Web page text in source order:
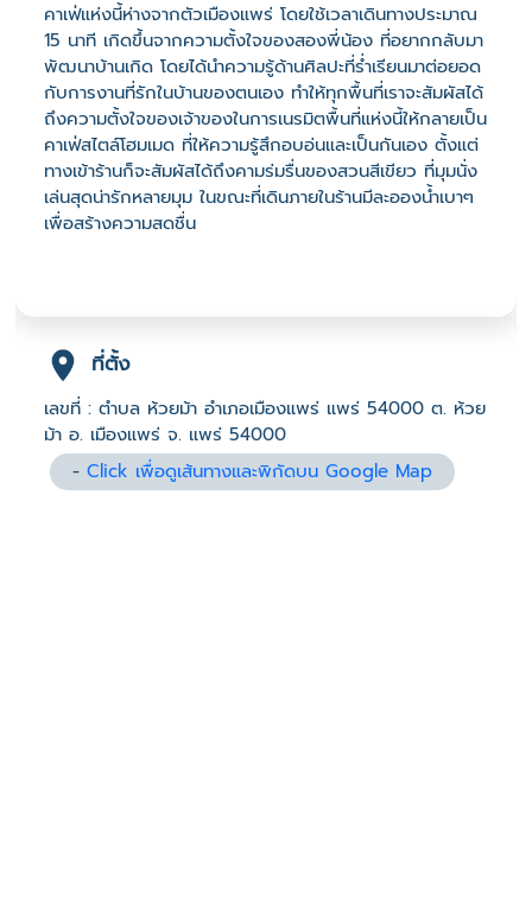
คาเฟ่แห่งนี้ห่างจากตัวเมืองแพร่ โดยใช้เวลาเดินทางประมาณ
15 นาที เกิดขึ้นจากความตั้งใจของสองพี่น้อง ที่อยากกลับมา
พัฒนาบ้านเกิด โดยได้นำความรู้ด้านศิลปะที่ร่ำเรียนมาต่อยอด
กับการงานที่รักในบ้านของตนเอง ทำให้ทุกพื้นที่เราจะสัมผัสได้
ถึงความตั้งใจของเจ้าของในการเนรมิตพื้นที่แห่งนี้ให้กลายเป็น
คาเฟ่สไตล์โฮมเมด ที่ให้ความรู้สึกอบอ่นและเป็นกันเอง ตั้งแต่
ทางเข้าร้านก็จะสัมผัสได้ถึงคามร่มรื่นของสวนสีเขียว ที่มุมนั่ง
เล่นสุดน่ารักหลายมุม ในขณะที่เดินภายในร้านมีละอองน้ำเบาๆ
เพื่อสร้างความสดชื่น
ที่ตั้ง
เลขที่ : ตำบล ห้วยม้า อำเภอเมืองแพร่ แพร่ 54000 ต. ห้วย
ม้า อ. เมืองแพร่ จ. แพร่ 54000
-Click เพื่อดูเส้นทางและพิกัดบน Google Map